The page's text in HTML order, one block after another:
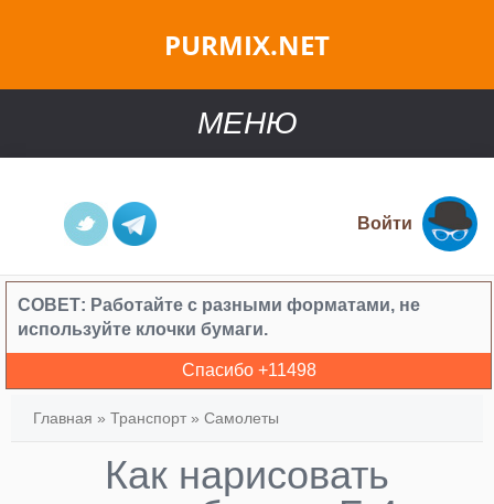
PURMIX.NET
МЕНЮ
Войти
СОВЕТ: Работайте с разными форматами, не
используйте клочки бумаги.
Спасибо +11498
Главная » Транспорт » Самолеты
Как нарисовать